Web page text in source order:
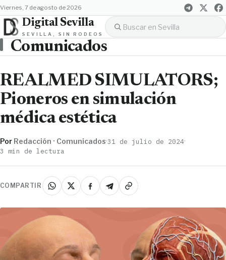
viernes, 7 de agosto de 2026
Digital Sevilla
SEVILLA, SIN RODEOS
Comunicados
REALMED SIMULATORS;
Pioneros en simulación
médica estética
Por Redacción · Comunicados·31 de julio de 2024·
3 min de lectura
COMPARTIR